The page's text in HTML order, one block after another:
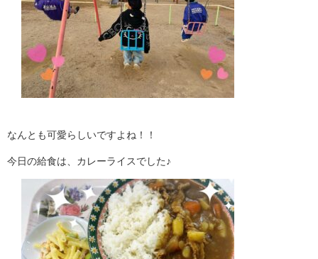
なんとも可愛らしいですよね！！
今日の給食は、カレーライスでした♪